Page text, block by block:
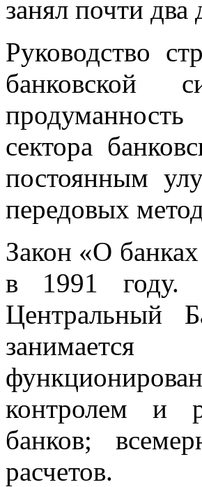
занял почти два
Руководство
банковской
сектора
постоянным
передовых
Закон «О
в 1991 году.
Центральный
контролем и
банков;
расчетов.